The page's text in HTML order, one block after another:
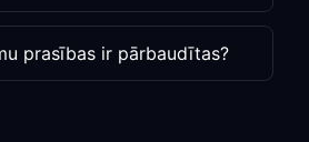
prasības ir pārbaudītas?